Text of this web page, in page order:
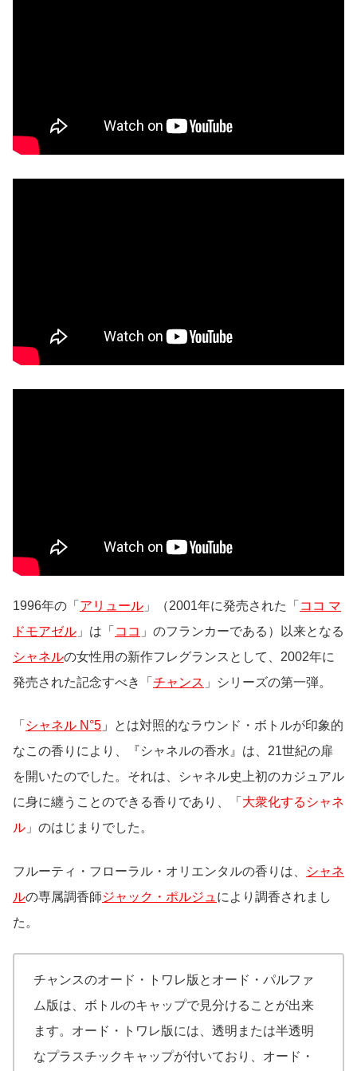
1996年の「 アリュール 」（2001年に発売された「 ココ マ
ドモアゼル 」は「 ココ 」のフランカーである）以来となる
シャネルの女性用の新作フレグランスとして、2002年に
発売された記念すべき「 チャンス 」シリーズの第一弾。
「 シャネル N°5 」
とは対照的なラウンド・ボトルが印象的
なこの香りにより、『シャネルの香水』は、21世紀の扉
を開いたのでした。それは、シャネル史上初のカジュアル
に身に纏うことのできる香りであり、「 大衆化するシャネ
ル 」のはじまりでした。
フルーティ・フローラル・オリエンタルの香りは、
シャネ
ルの専属調香師ジャック・ポルジュ により調香されまし
た。
チャンスのオード・トワレ版とオード・パルファ
ム版は、ボトルのキャップで見分けることが出来
ます。オード・トワレ版には、透明または半透明
なプラスチックキャップが付いており、オード・